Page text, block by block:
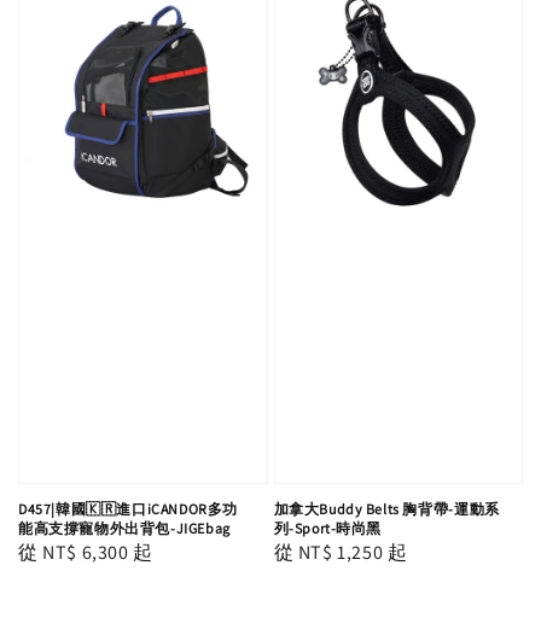
D457|韓國🇰🇷進口iCANDOR多功
能高支撐寵物外出背包-JIGEbag
Regular
從 NT$ 6,300 起
加拿大Buddy Belts 胸背帶-運動系
列-Sport-時尚黑
Regular
從 NT$ 1,250 起